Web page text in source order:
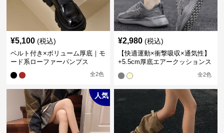
¥5,100 (税込)
ベルト付き×ボリューム厚底｜モ
ード系ローファーパンプス
全2色
¥2,980 (税込)
【快適運動×衝撃吸収×通気性】
+5.5cm厚底エアークッションス
全2色
人気